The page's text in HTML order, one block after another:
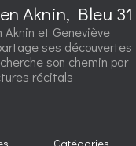
Aknin, Bleu 31
Aknin et Geneviève
ses découvertes
son chemin par
récitals